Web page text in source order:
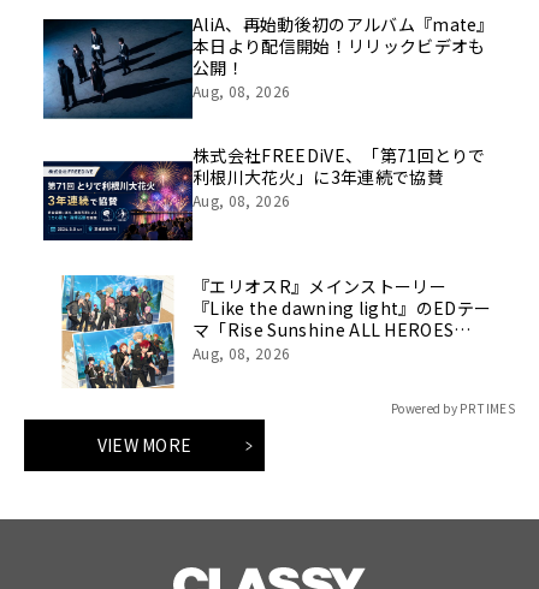
AliA、再始動後初のアルバム『mate』
本日より配信開始！リリックビデオも
公開！
Aug, 08, 2026
株式会社FREEDiVE、「第71回とりで
利根川大花火」に3年連続で協賛
Aug, 08, 2026
『エリオスR』メインストーリー
『Like the dawning light』のEDテー
マ「Rise Sunshine ALL HEROES
Ver.」がフルサイズ配信決定！
Aug, 08, 2026
Powered by PR TIMES
VIEW MORE